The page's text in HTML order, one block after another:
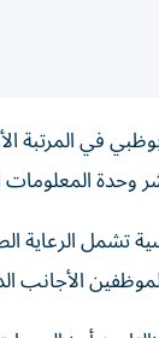
الرعاية
الأجانب